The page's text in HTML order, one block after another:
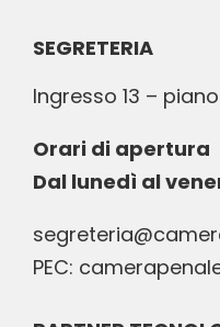
SEGRETERIA
Ingresso 13 – piano
Orari di apertura
Dal lunedì al
PEC: